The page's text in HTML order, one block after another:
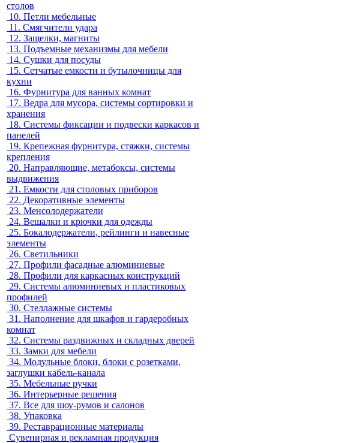
столов
10. Петли мебельные
11. Смягчители удара
12. Защелки, магниты
13. Подъемные механизмы для мебели
14. Сушки для посуды
15. Сетчатые емкости и бутылочницы для
кухни
16. Фурнитура для ванных комнат
17. Ведра для мусора, системы сортировки и
хранения
18. Системы фиксации и подвески каркасов и
панелей
19. Крепежная фурнитура, стяжки, системы
крепления
20. Направляющие, метабоксы, системы
выдвижения
21. Емкости для столовых приборов
22. Декоративные элементы
23. Менсолодержатели
24. Вешалки и крючки для одежды
25. Бокалодержатели, рейлинги и навесные
элементы
26. Светильники
27. Профили фасадные алюминиевые
28. Профили для каркасных конструкций
29. Системы алюминиевых и пластиковых
профилей
30. Стеллажные системы
31. Наполнение для шкафов и гардеробных
комнат
32. Системы раздвижных и складных дверей
33. Замки для мебели
34. Модульные блоки, блоки с розетками,
заглушки кабель-канала
35. Мебельные ручки
36. Интерьерные решения
37. Все для шоу-румов и салонов
38. Упаковка
39. Реставрационные материалы
Сувенирная и рекламная продукция